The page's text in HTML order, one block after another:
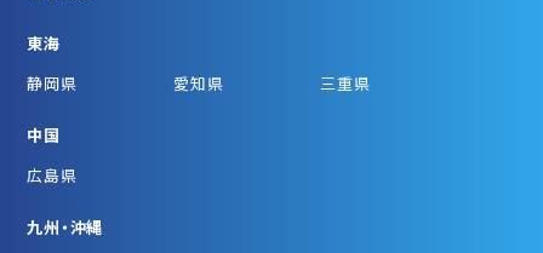
東海
静岡県
愛知県 三重県
中国
広島県
九州・沖縄